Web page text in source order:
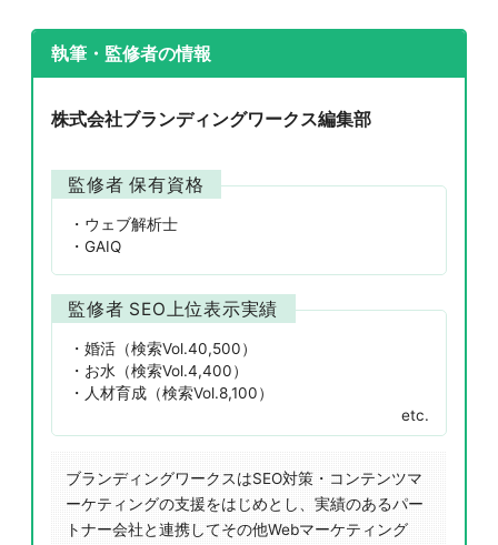
執筆・監修者の情報
株式会社ブランディングワークス編集部
監修者 保有資格
ウェブ解析士
GAIQ
監修者 SEO上位表示実績
婚活（検索Vol.40,500）
お水（検索Vol.4,400）
人材育成（検索Vol.8,100）
etc.
ブランディングワークスはSEO対策・コンテンツマ
ーケティングの支援をはじめとし、実績のあるパー
トナー会社と連携してその他Webマーケティング